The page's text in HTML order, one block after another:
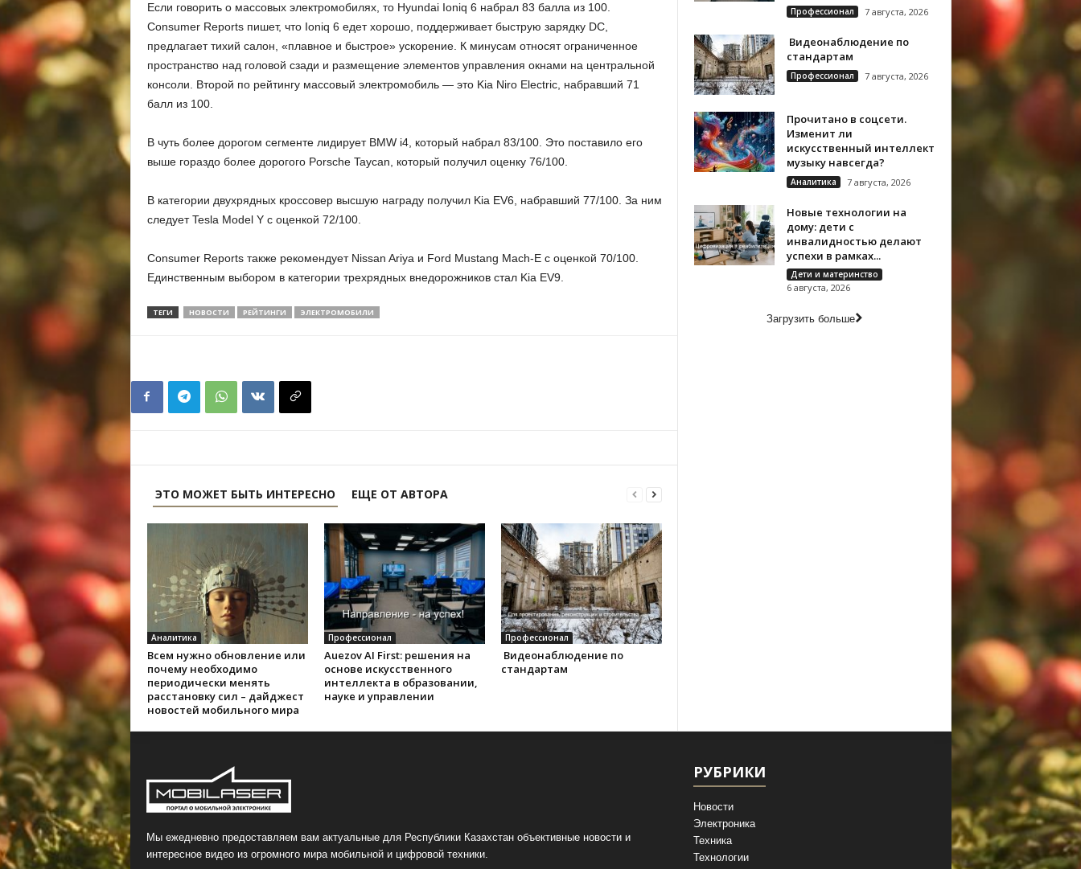
Если говорить о массовых электромобилях, то Hyundai Ioniq 6 набрал 83 балла из 100.
Consumer Reports пишет, что Ioniq 6 едет хорошо, поддерживает быструю зарядку DC,
предлагает тихий салон, «плавное и быстрое» ускорение. К минусам относят ограниченное
пространство над головой сзади и размещение элементов управления окнами на центральной
консоли. Второй по рейтингу массовый электромобиль — это Kia Niro Electric, набравший 71
балл из 100.
В чуть более дорогом сегменте лидирует BMW i4, который набрал 83/100. Это поставило его
выше гораздо более дорогого Porsche Taycan, который получил оценку 76/100.
В категории двухрядных кроссовер высшую награду получил Kia EV6, набравший 77/100. За ним
следует Tesla Model Y с оценкой 72/100.
Consumer Reports также рекомендует Nissan Ariya и Ford Mustang Mach-E с оценкой 70/100.
Единственным выбором в категории трехрядных внедорожников стал Kia EV9.
ТЕГИ НОВОСТИ РЕЙТИНГИ ЭЛЕКТРОМОБИЛИ
ЭТО МОЖЕТ БЫТЬ ИНТЕРЕСНО ЕЩЕ ОТ АВТОРА
Аналитика
Всем нужно обновление или
почему необходимо
периодически менять
расстановку сил – дайджест
новостей мобильного мира
Профессионал
Auezov AI First: решения на
основе искусственного
интеллекта в образовании,
науке и управлении
Профессионал
Видеонаблюдение по
стандартам
Профессионал 7 августа, 2026
Видеонаблюдение по
стандартам
Профессионал 7 августа, 2026
Прочитано в соцсети.
Изменит ли
искусственный интеллект
музыку навсегда?
Аналитика 7 августа, 2026
Новые технологии на
дому: дети с
инвалидностью делают
успехи в рамках...
Дети и материнство
6 августа, 2026
Загрузить больше
Мы ежедневно предоставляем вам актуальные для Республики Казахстан объективные новости и
интересное видео из огромного мира мобильной и цифровой техники.
РУБРИКИ
Новости
Электроника
Техника
Технологии